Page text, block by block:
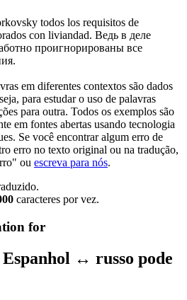
todos los requisitos de
con liviandad. Ведь в деле
проигнорированы все
em diferentes contextos são dados
para estudar o uso de palavras
para outra. Todos os exemplos são
em fontes abertas usando tecnologia
Se você encontrar algum erro de
erro no texto original ou na tradução,
ou escreva para nós.
caracteres por vez.
for
↔ russo pode